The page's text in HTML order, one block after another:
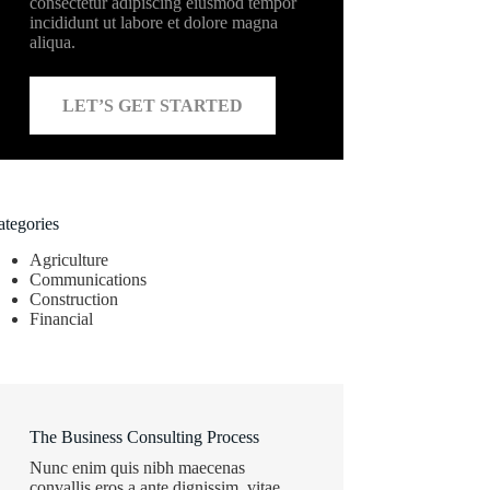
incididunt ut labore et dolore magna
aliqua.
LET’S GET STARTED
Agriculture
Communications
Construction
Financial
The Business Consulting Process
Nunc enim quis nibh maecenas